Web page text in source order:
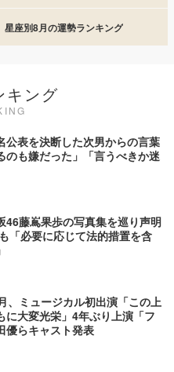
星座別8月の運勢ランキング
キング
公表を決断した次男からの言葉
のも嫌だった」「言うべきか迷
46藤嶌果歩の写真集を巡り声明
「必要に応じて法的措置を含
、ミュージカル初出演「この上
に大変光栄」4年ぶり上演「フ
優らキャスト発表